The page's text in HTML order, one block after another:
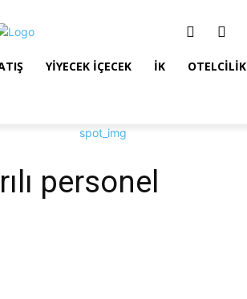
YIYECEK İÇECEK İK OTELCILIK
personel